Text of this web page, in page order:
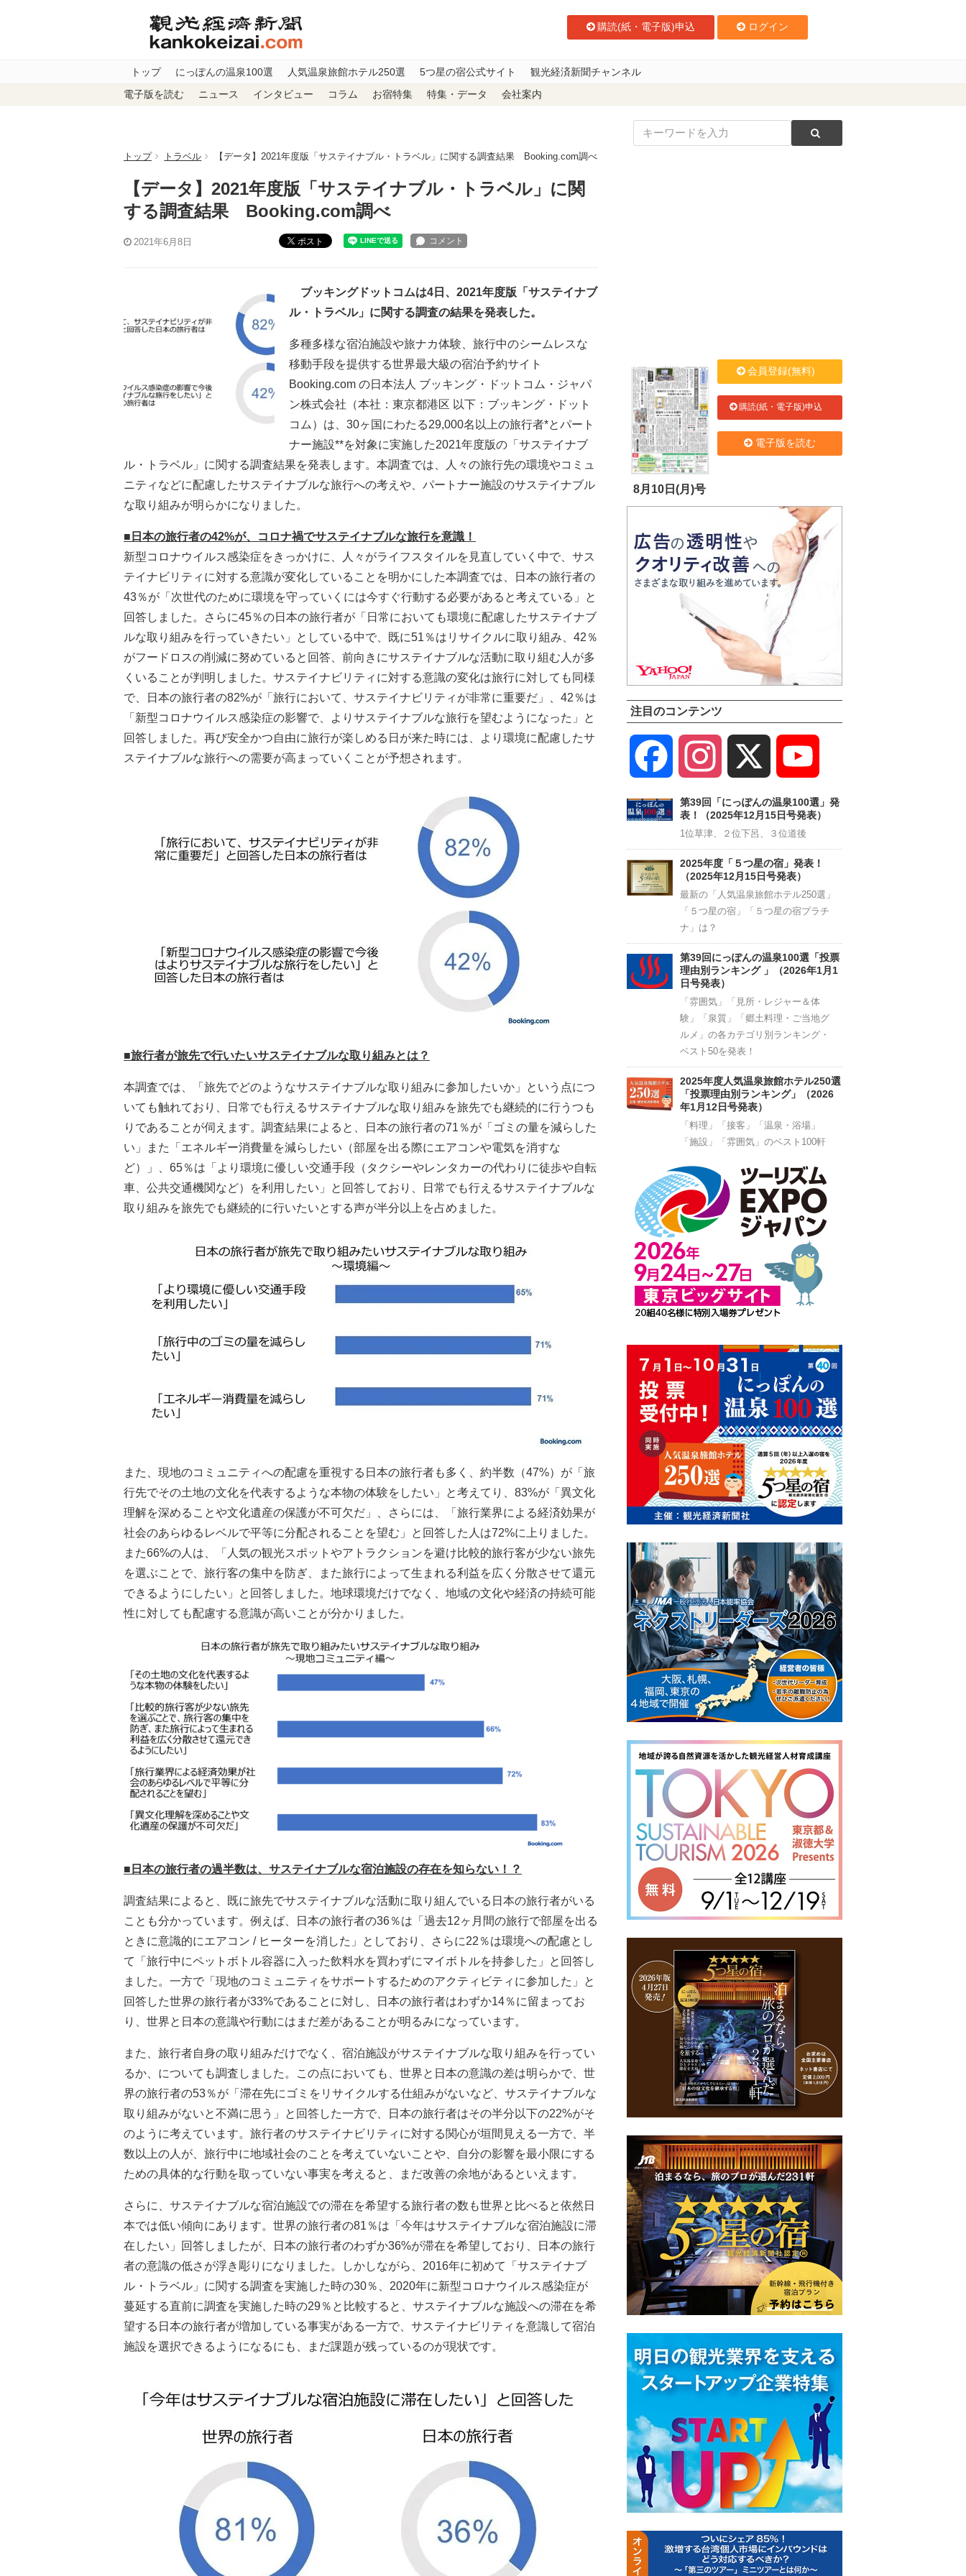
購読(紙・電子版)申込 ログイン
トップ にっぽんの温泉100選 人気温泉旅館ホテル250選 5つ星の宿公式サイト 観光経済新聞チャンネル
電子版を読む ニュース インタビュー コラム お宿特集 特集・データ 会社案内
トップ トラベル 【データ】2021年度版「サステイナブル・トラベル」に関する調査結果 Booking.com調べ
【データ】2021年度版「サステイナブル・トラベル」に関
する調査結果 Booking.com調べ
2021年6月8日 ポスト
ブッキングドットコムは4日、2021年度版「サステイナブ
ル・トラベル」に関する調査の結果を発表した。
多種多様な宿泊施設や旅ナカ体験、旅行中のシームレスな
移動手段を提供する世界最大級の宿泊予約サイト
Booking.com の日本法人 ブッキング・ドットコム・ジャパ
ン株式会社（本社：東京都港区 以下：ブッキング・ドット
コム）は、30ヶ国にわたる29,000名以上の旅行者*とパート
ナー施設**を対象に実施した2021年度版の「サステイナブ
ル・トラベル」に関する調査結果を発表します。本調査では、人々の旅行先の環境やコミュ
ニティなどに配慮したサステイナブルな旅行への考えや、パートナー施設のサステイナブル
な取り組みが明らかになりました。
■ 日本の旅行者の42%が、コロナ禍でサステイナブルな旅行を意識！
新型コロナウイルス感染症をきっかけに、人々がライフスタイルを見直していく中で、サス
テイナビリティに対する意識が変化していることを明かにした本調査では、日本の旅行者の
43％が「次世代のために環境を守っていくには今すぐ行動する必要があると考えている」と
回答しました。さらに45％の日本の旅行者が「日常においても環境に配慮したサステイナブ
ルな取り組みを行っていきたい」としている中で、既に51％はリサイクルに取り組み、42％
がフードロスの削減に努めていると回答、前向きにサステイナブルな活動に取り組む人が多
くいることが判明しました。サステイナビリティに対する意識の変化は旅行に対しても同様
で、日本の旅行者の82%が「旅行において、サステイナビリティが非常に重要だ」、42％は
「新型コロナウイルス感染症の影響で、よりサステイナブルな旅行を望むようになった」と
回答しました。再び安全かつ自由に旅行が楽しめる日が来た時には、より環境に配慮したサ
ステイナブルな旅行への需要が高まっていくことが予想されます。
■旅行者が旅先で行いたいサステイナブルな取り組みとは？
本調査では、「旅先でどのようなサステイナブルな取り組みに参加したいか」という点につ
いても触れており、日常でも行えるサステイナブルな取り組みを旅先でも継続的に行うつも
りであることが伺えます。調査結果によると、日本の旅行者の71％が「ゴミの量を減らした
い」また「エネルギー消費量を減らしたい（部屋を出る際にエアコンや電気を消すな
ど）」、65％は「より環境に優しい交通手段（タクシーやレンタカーの代わりに徒歩や自転
車、公共交通機関など）を利用したい」と回答しており、日常でも行えるサステイナブルな
取り組みを旅先でも継続的に行いたいとする声が半分以上を占めました。
また、現地のコミュニティへの配慮を重視する日本の旅行者も多く、約半数（47%）が「旅
行先でその土地の文化を代表するような本物の体験をしたい」と考えてり、83%が「異文化
理解を深めることや文化遺産の保護が不可欠だ」、さらには、「旅行業界による経済効果が
社会のあらゆるレベルで平等に分配されることを望む」と回答した人は72%に上りました。
また66%の人は、「人気の観光スポットやアトラクションを避け比較的旅行客が少ない旅先
を選ぶことで、旅行客の集中を防ぎ、また旅行によって生まれる利益を広く分散させて還元
できるようにしたい」と回答しました。地球環境だけでなく、地域の文化や経済の持続可能
性に対しても配慮する意識が高いことが分かりました。
■ 日 本の旅行者の過半数は、サステイナブルな宿泊施設の存在を知らない！？
調査結果によると、既に旅先でサステイナブルな活動に取り組んでいる日本の旅行者がいる
ことも分かっています。例えば、日本の旅行者の36％は「過去12ヶ月間の旅行で部屋を出る
ときに意識的にエアコン / ヒーターを消した」としており、さらに22％は環境への配慮とし
て「旅行中にペットボトル容器に入った飲料水を買わずにマイボトルを持参した」と回答し
ました。一方で「現地のコミュニティをサポートするためのアクティビティに参加した」と
回答した世界の旅行者が33%であることに対し、日本の旅行者はわずか14％に留まってお
り、世界と日本の意識や行動にはまだ差があることが明るみになっています。
また、旅行者自身の取り組みだけでなく、宿泊施設がサステイナブルな取り組みを行ってい
るか、についても調査しました。この点においても、世界と日本の意識の差は明らかで、世
界の旅行者の53％が「滞在先にゴミをリサイクルする仕組みがないなど、サステイナブルな
取り組みがないと不満に思う」と回答した一方で、日本の旅行者はその半分以下の22%がそ
のように考えています。旅行者のサステイナビリティに対する関心が垣間見える一方で、半
数以上の人が、旅行中に地域社会のことを考えていないことや、自分の影響を最小限にする
ための具体的な行動を取っていない事実を考えると、まだ改善の余地があるといえます。
さらに、サステイナブルな宿泊施設での滞在を希望する旅行者の数も世界と比べると依然日
本では低い傾向にあります。世界の旅行者の81％は「今年はサステイナブルな宿泊施設に滞
在したい」回答しましたが、日本の旅行者のわずか36%が滞在を希望しており、日本の旅行
者の意識の低さが浮き彫りになりました。しかしながら、2016年に初めて「サステイナブ
ル・トラベル」に関する調査を実施した時の30％、2020年に新型コロナウイルス感染症が
蔓延する直前に調査を実施した時の29％と比較すると、サステイナブルな施設への滞在を希
望する日本の旅行者が増加している事実がある一方で、サステイナビリティを意識して宿泊
施設を選択できるようになるにも、まだ課題が残っているのが現状です。
8月10日(月)号
会員登録(無料)
購読(紙・電子版)申込
電子版を読む
注目のコンテンツ
Facebook Instagram
Channel
第39回「にっぽんの温泉100選」発
表！（2025年12月15日号発表）
1位草津、２位下呂、３位道後
2025年度「５つ星の宿」発表！
（2025年12月15日号発表）
最新の「人気温泉旅館ホテル250選」
「５つ星の宿」「５つ星の宿プラチ
ナ」は？
第39回にっぽんの温泉100選「投票
理由別ランキング 」（2026年1月1
日号発表）
「雰囲気」「見所・レジャー＆体
験」「泉質」「郷土料理・ご当地グ
ルメ」の各カテゴリ別ランキング・
ベスト50を発表！
2025年度人気温泉旅館ホテル250選
「投票理由別ランキング」（2026
年1月12日号発表）
「料理」「接客」「温泉・浴場」
「施設」「雰囲気」のベスト100軒